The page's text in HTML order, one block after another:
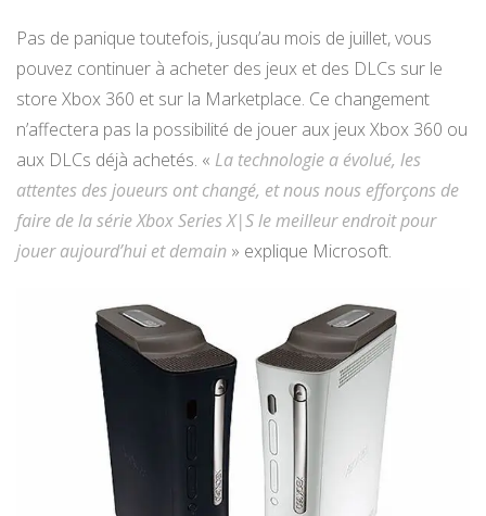
Pas de panique toutefois, jusqu’au mois de juillet, vous
pouvez continuer à acheter des jeux et des DLCs sur le
store Xbox 360 et sur la Marketplace. Ce changement
n’affectera pas la possibilité de jouer aux jeux Xbox 360 ou
aux DLCs déjà achetés. « La technologie a évolué, les
attentes des joueurs ont changé, et nous nous efforçons de
faire de la série Xbox Series X|S le meilleur endroit pour
jouer aujourd’hui et demain » explique Microsoft.